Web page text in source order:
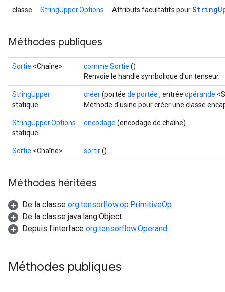
classe StringUpper.Options Attributs facultatifs pourString
Méthodes publiques
Sortie <Chaîne> comme Sortie ()
Renvoie le handle symbolique d'un tenseur.
StringUpper
statique
créer(portée de portée , entrée opérande
Méthode d'usine pour créer une classe
StringUpper.Options
statique
encodage (encodage de chaîne)
Sortie <Chaîne> sortir()
Méthodes héritées
De la classe org.tensorflow.op.PrimitiveOp
De la classe java.lang.Object
Depuis l'interface org.tensorflow.Operand
Méthodes publiques